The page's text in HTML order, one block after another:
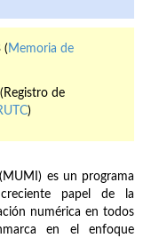
( Memoria de
de
)
es un programa
papel de la
numérica en todos
en el enfoque